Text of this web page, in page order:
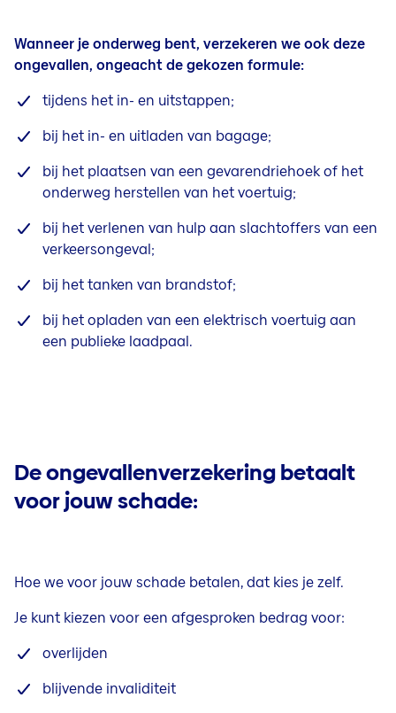
Wanneer je onderweg bent, verzekeren we ook deze
ongevallen, ongeacht de gekozen formule:
tijdens het in- en uitstappen;
bij het in- en uitladen van bagage;
bij het plaatsen van een gevarendriehoek of het
onderweg herstellen van het voertuig;
bij het verlenen van hulp aan slachtoffers van een
verkeersongeval;
bij het tanken van brandstof;
bij het opladen van een elektrisch voertuig aan
een publieke laadpaal.
De ongevallenverzekering betaalt
voor jouw schade:
Hoe we voor jouw schade betalen, dat kies je zelf.
Je kunt kiezen voor een afgesproken bedrag voor:
overlijden
blijvende invaliditeit